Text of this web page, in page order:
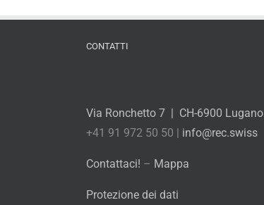
CONTATTI
Via Ronchetto 7 | CH-6900 Lugano
+41 91 972 50 50 | info@rec.swiss
Contattaci! – Mappa
Protezione dei dati